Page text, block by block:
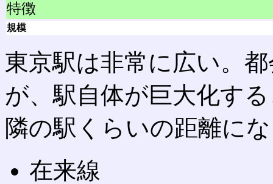
特徴
規模
東京駅は非常に広い。
が、駅自体が巨大化す
隣の駅くらいの距離に
在来線